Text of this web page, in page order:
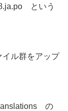
という
ル群をアップ
の